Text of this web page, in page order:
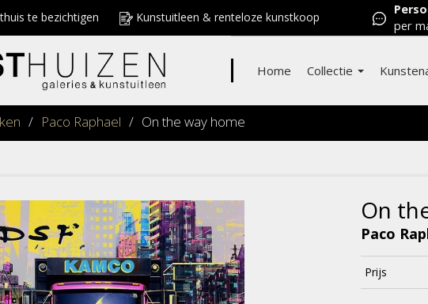
te bezichtigen Kunstuitleen & renteloze kunstkoop
per
Home Collectie
/ Paco Raphael / On the way home
On
Paco
Prijs